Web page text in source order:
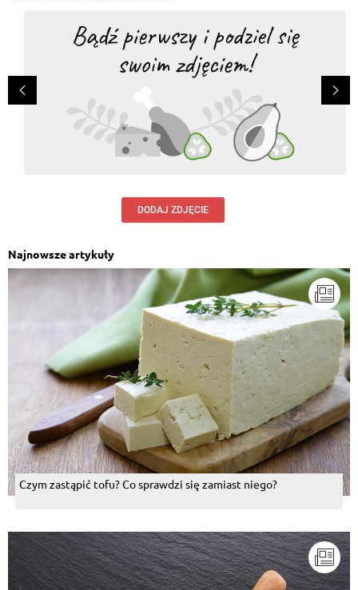
DODAJ ZDJĘCIE
Najnowsze artykuły
Czym zastąpić tofu? Co sprawdzi się zamiast niego?